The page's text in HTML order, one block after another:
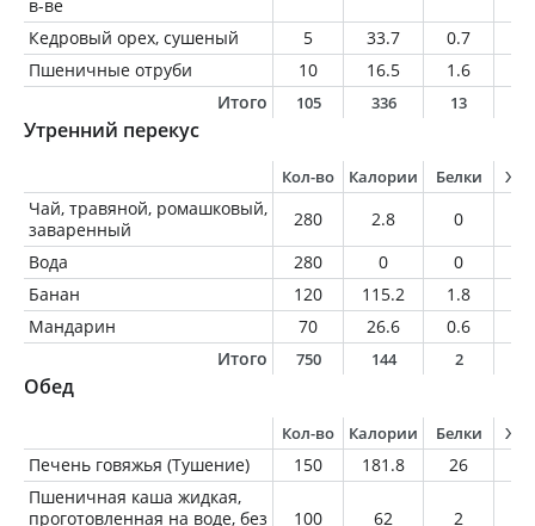
в-ве
Кедровый орех, сушеный
5 33.7 0.7
Пшеничные отруби
10 16.5 1.6
Итого
105 336 13
Утренний перекус
Кол-во Калории Белки
Чай, травяной, ромашковый,
заваренный
280 2.8 0
Вода
280 0 0
Банан
120 115.2 1.8
Мандарин
70 26.6 0.6
Итого
750 144 2
Обед
Кол-во Калории Белки
Печень говяжья (Тушение) 150 181.8 26
Пшеничная каша жидкая,
проготовленная на воде, без
100 62 2